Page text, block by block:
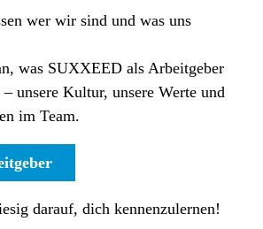
wer wir sind und was uns
was SUXXEED als Arbeitgeber
– unsere Kultur, unsere Werte und
im Team.
darauf, dich kennenzulernen!